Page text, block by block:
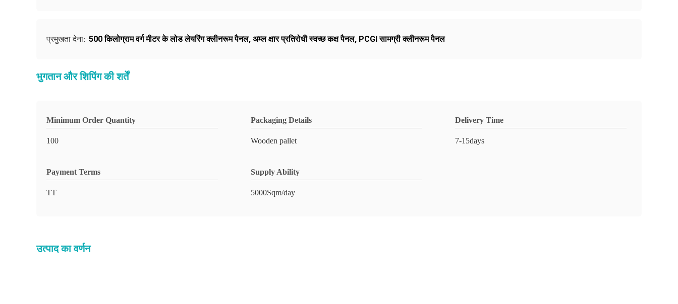
प्रमुखता देना: 500 किलोग्राम वर्ग मीटर के लोड लेयरिंग क्लीनरूम पैनल, अम्ल क्षार प्रतिरोधी स्वच्छ कक्ष पैनल, PCGI सामग्री क्लीनरूम पैनल
भुगतान और शिपिंग की शर्तें
Minimum Order Quantity
100
Packaging Details
Wooden pallet
Delivery Time
7-15days
Payment Terms
TT
Supply Ability
5000Sqm/day
उत्पाद का वर्णन